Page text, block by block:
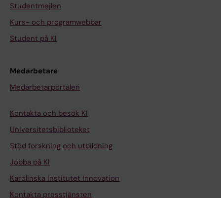
Studentmejlen
Kurs- och programwebbar
Student på KI
Medarbetare
Medarbetarportalen
Kontakta och besök KI
Universitetsbiblioteket
Stöd forskning och utbildning
Jobba på KI
Karolinska Institutet Innovation
Kontakta presstjänsten